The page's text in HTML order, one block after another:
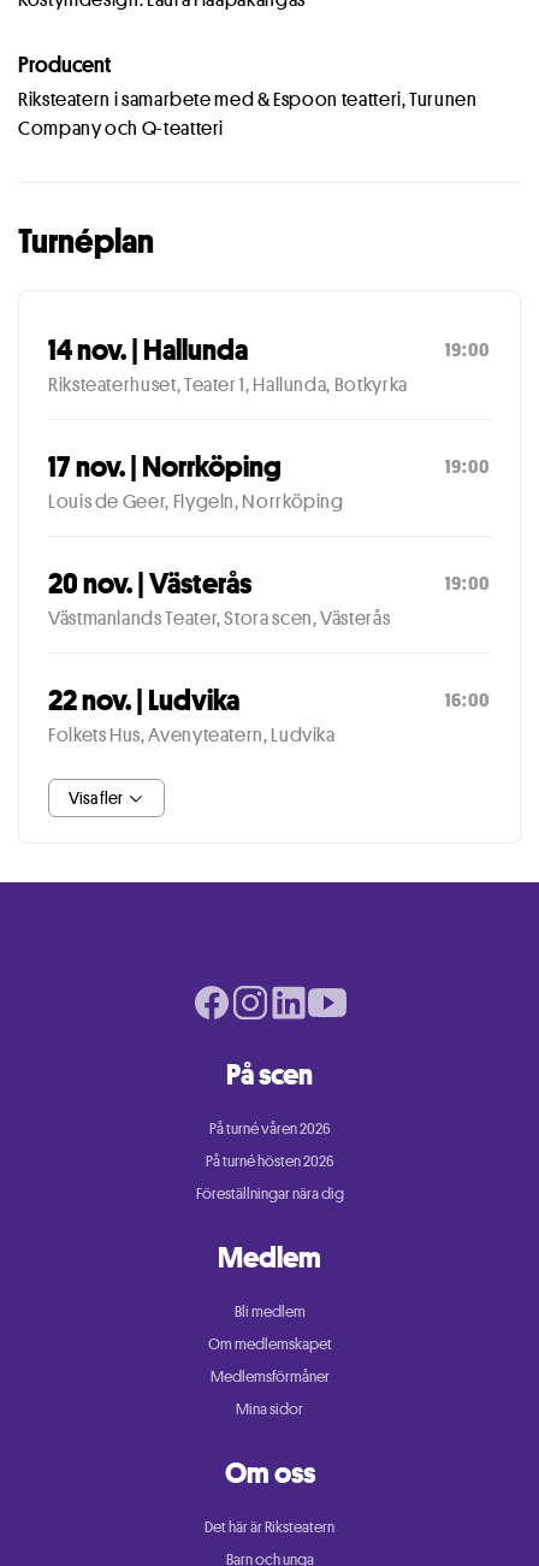
Producent
Riksteatern i samarbete med & Espoon teatteri, Turunen
Company och Q-teatteri
Turnéplan
14 nov. | Hallunda
Riksteaterhuset, Teater 1, Hallunda, Botkyrka
19:00
17 nov. | Norrköping
Louis de Geer, Flygeln, Norrköping
19:00
20 nov. | Västerås
Västmanlands Teater, Stora scen, Västerås
19:00
22 nov. | Ludvika
Folkets Hus, Avenyteatern, Ludvika
16:00
Visa fler
På scen
På turné våren 2026
På turné hösten 2026
Föreställningar nära dig
Medlem
Bli medlem
Om medlemskapet
Medlemsförmåner
Mina sidor
Om oss
Det här är Riksteatern
Barn och unga
Facebook page
Instagram page
LinkedIn pageYoutube page